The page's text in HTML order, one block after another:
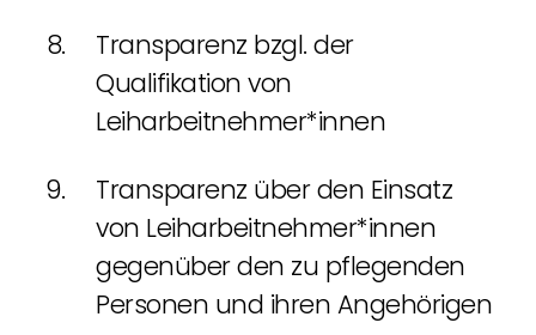
Transparenz bzgl. der
Qualifikation von
Leiharbeitnehmer*innen
Transparenz über den Einsatz
von Leiharbeitnehmer*innen
gegenüber den zu pflegenden
Personen und ihren Angehörigen